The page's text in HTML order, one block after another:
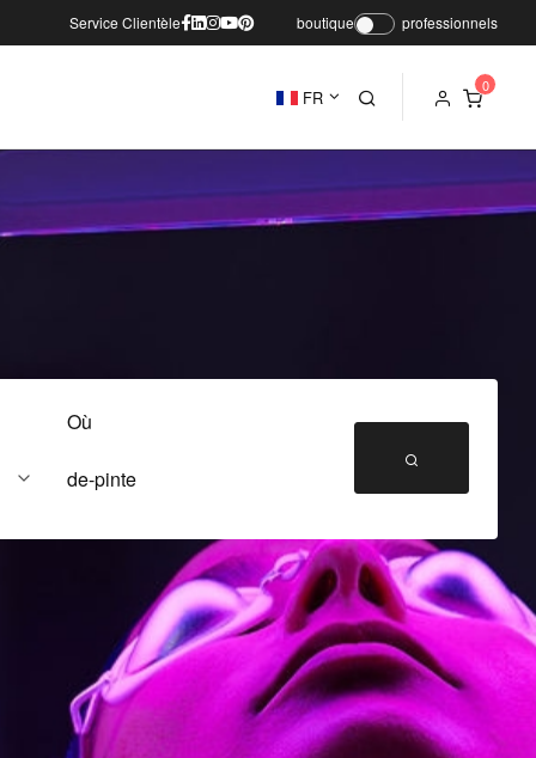
Service Clientèle boutique professionnels
FR
Où